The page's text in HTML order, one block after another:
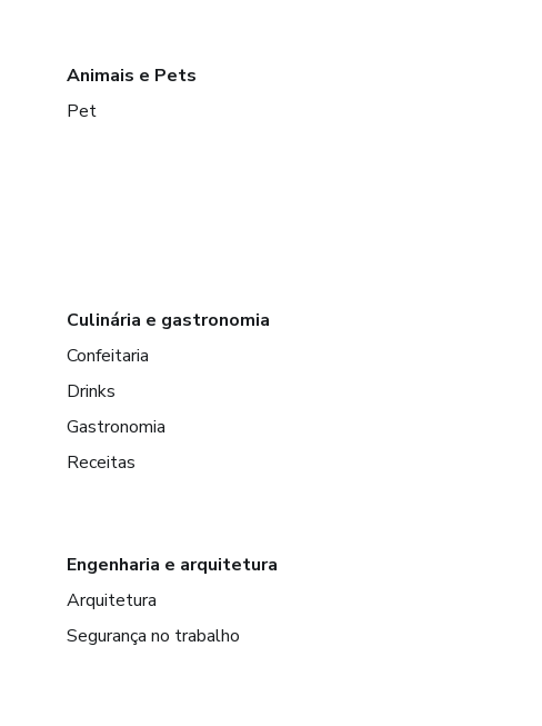
Animais e Pets
Pet
Culinária e gastronomia
Confeitaria
Drinks
Gastronomia
Receitas
Engenharia e arquitetura
Arquitetura
Segurança no trabalho